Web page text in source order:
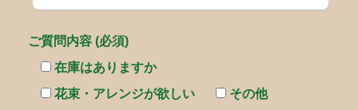
ご質問内容 (必須)
在庫はありますか
花束・アレンジが欲しい
その他